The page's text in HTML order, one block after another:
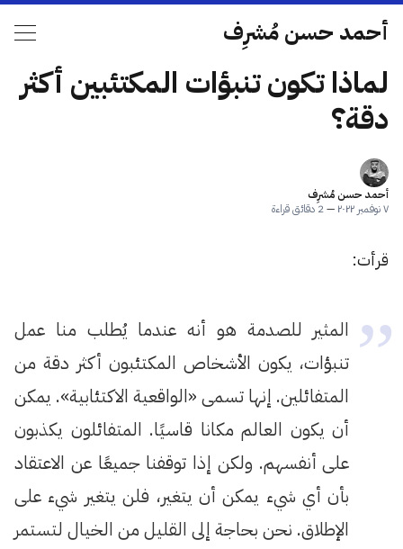
أحمد حسن مُشرِف
لماذا تكون تنبؤات المكتئبين أكثر
دقة؟
أحمد حسن مُشرِف
٧ نوفمبر ٢٠٢٢
—2 دقائق قراءة
قرأت:
المثير للصدمة هو أنه عندما يُطلب منا عمل
تنبؤات، يكون الأشخاص المكتئبون أكثر دقة من
المتفائلين. إنها تسمى «الواقعية الاكتئابية». يمكن
أن يكون العالم مكانا قاسيًا. المتفائلون يكذبون
على أنفسهم. ولكن إذا توقفنا جميعًا عن الاعتقاد
بأن أي شيء يمكن أن يتغير، فلن يتغير شيء على
الإطلاق. نحن بحاجة إلى القليل من الخيال لتستمر